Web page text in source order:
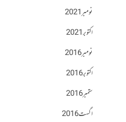
نومبر 2021
اکتوبر 2021
نومبر 2016
اکتوبر 2016
ستمبر 2016
اگست 2016